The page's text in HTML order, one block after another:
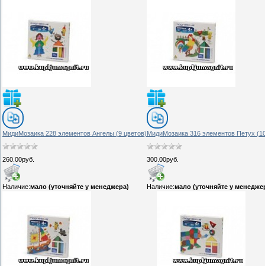
МидиМозаика 228 элементов Ангелы (9 цветов)
260.00руб.
Наличие:мало (уточняйте у менеджера)
МидиМозаика 316 элементов Петух
300.00руб.
Наличие:мало (уточняйте у